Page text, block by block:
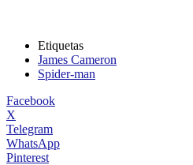
Etiquetas
James Cameron
Spider-man
Facebook
X
Telegram
WhatsApp
Pinterest